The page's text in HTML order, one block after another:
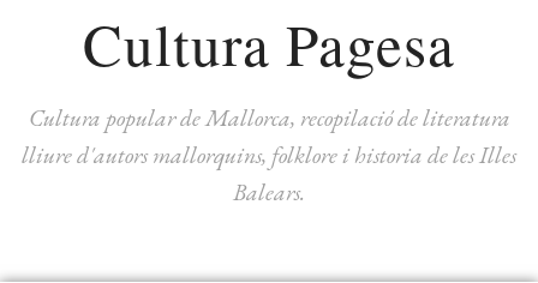
Cultura Pagesa
Cultura popular de Mallorca, recopilació de literatura
lliure d'autors mallorquins, folklore i historia de les Illes
Balears.